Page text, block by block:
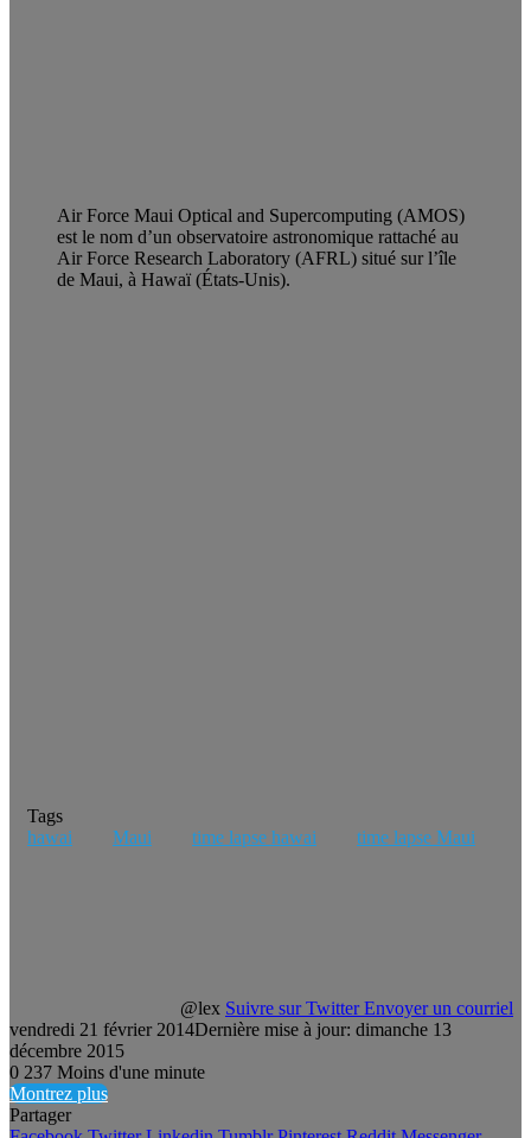
Air Force Maui Optical and Supercomputing (AMOS)
est le nom d’un observatoire astronomique rattaché au
Air Force Research Laboratory (AFRL) situé sur l’île
de Maui, à Hawaï (États-Unis).
Tags
hawai
Maui time lapse hawai time lapse Maui
@lex Suivre sur Twitter Envoyer un courriel
vendredi 21 février 2014Dernière mise à jour: dimanche 13
décembre 2015
0 237 Moins d'une minute
Montrez plus
Partager